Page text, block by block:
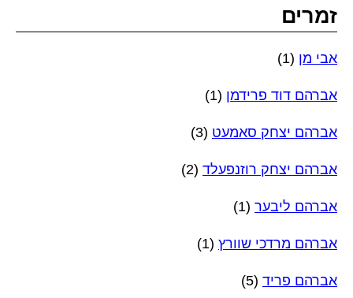
זמרים
אבי מן (1)
אברהם דוד פרידמן (1)
אברהם יצחק סאמעט (3)
אברהם יצחק רוזנפעלד (2)
אברהם ליבער (1)
אברהם מרדכי שוורץ (1)
אברהם פריד (5)